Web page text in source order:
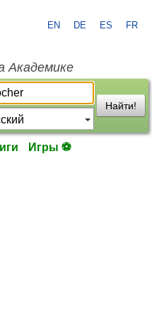
EN DE ES FR
Академике
Найти!
Игры ⚽